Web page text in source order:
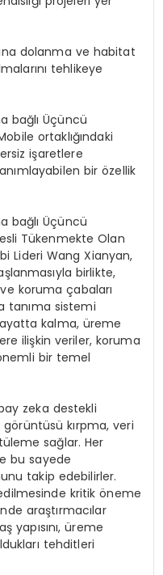
dolanma ve habitat
tehlikeye
bağlı Üçüncü
ortaklığındaki
işaretlere
bir özellik
bağlı Üçüncü
Tükenmekte Olan
Lideri Wang Xianyan,
birlikte,
koruma çabaları
tanıma sistemi
kalma, üreme
ilişkin veriler, koruma
bir temel
zeka destekli
görüntüsü kırpma, veri
sağlar. Her
bu sayede
takip edebilirler.
kritik öneme
araştırmacılar
yapısını, üreme
tehditleri